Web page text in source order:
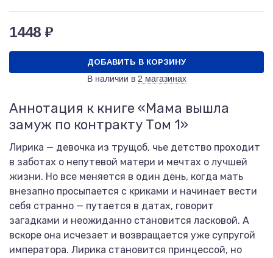
1448 ₽
ДОБАВИТЬ В КОРЗИНУ
В наличии в 2 магазинах
Аннотация к книге «Мама вышла
замуж по контракту Том 1»
Лирика — девочка из трущоб, чье детство проходит
в заботах о непутевой матери и мечтах о лучшей
жизни. Но все меняется в один день, когда мать
внезапно просыпается с криками и начинает вести
себя странно — путается в датах, говорит
загадками и неожиданно становится ласковой. А
вскоре она исчезает и возвращается уже супругой
императора. Лирика становится принцессой, но